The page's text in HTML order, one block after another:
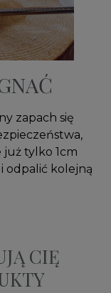
zapach się
już tylko 1cm
odpalić kolejną
CIĘ